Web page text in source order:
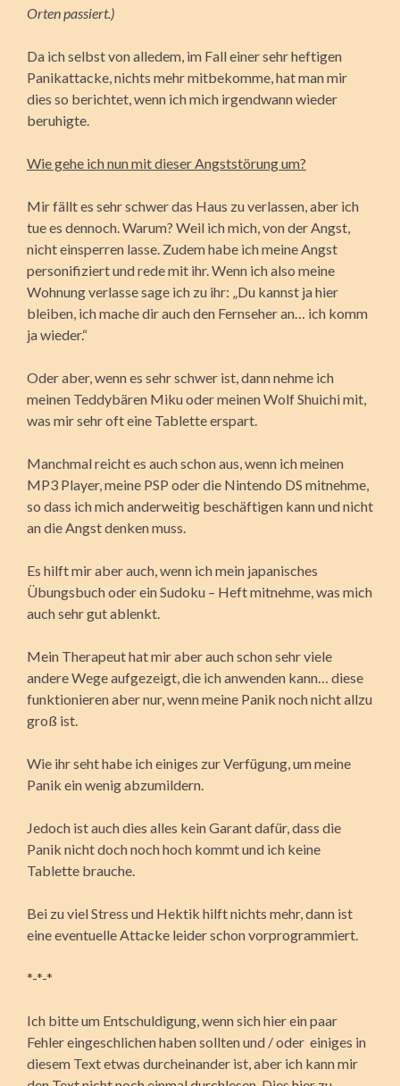
Orten passiert.)
Da ich selbst von alledem, im Fall einer sehr heftigen
Panikattacke, nichts mehr mitbekomme, hat man mir
dies so berichtet, wenn ich mich irgendwann wieder
beruhigte.
Wie gehe ich nun mit dieser Angststörung um?
Mir fällt es sehr schwer das Haus zu verlassen, aber ich
tue es dennoch. Warum? Weil ich mich, von der Angst,
nicht einsperren lasse. Zudem habe ich meine Angst
personifiziert und rede mit ihr. Wenn ich also meine
Wohnung verlasse sage ich zu ihr: „Du kannst ja hier
bleiben, ich mache dir auch den Fernseher an… ich komm
ja wieder.“
Oder aber, wenn es sehr schwer ist, dann nehme ich
meinen Teddybären Miku oder meinen Wolf Shuichi mit,
was mir sehr oft eine Tablette erspart.
Manchmal reicht es auch schon aus, wenn ich meinen
MP3 Player, meine PSP oder die Nintendo DS mitnehme,
so dass ich mich anderweitig beschäftigen kann und nicht
an die Angst denken muss.
Es hilft mir aber auch, wenn ich mein japanisches
Übungsbuch oder ein Sudoku – Heft mitnehme, was mich
auch sehr gut ablenkt.
Mein Therapeut hat mir aber auch schon sehr viele
andere Wege aufgezeigt, die ich anwenden kann… diese
funktionieren aber nur, wenn meine Panik noch nicht allzu
groß ist.
Wie ihr seht habe ich einiges zur Verfügung, um meine
Panik ein wenig abzumildern.
Jedoch ist auch dies alles kein Garant dafür, dass die
Panik nicht doch noch hoch kommt und ich keine
Tablette brauche.
Bei zu viel Stress und Hektik hilft nichts mehr, dann ist
eine eventuelle Attacke leider schon vorprogrammiert.
*-*-*
Ich bitte um Entschuldigung, wenn sich hier ein paar
Fehler eingeschlichen haben sollten und / oder einiges in
diesem Text etwas durcheinander ist, aber ich kann mir